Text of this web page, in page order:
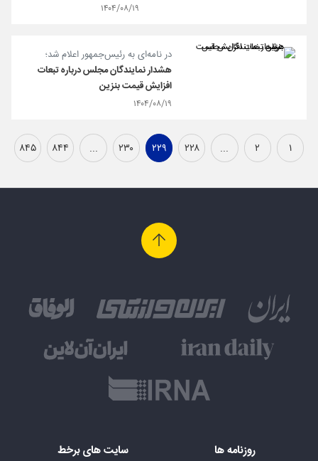
۱۴۰۴/۰۸/۱۹
در نامه‌ای به رئیس‌جمهور اعلام شد؛
هشدار نمایندگان مجلس درباره تبعات
افزایش قیمت بنزین
۱۴۰۴/۰۸/۱۹
۱ ۲ ... ۲۲۸ ۲۲۹ ۲۳۰ ... ۸۴۴ ۸۴۵
روزنامه ها سایت های برخط